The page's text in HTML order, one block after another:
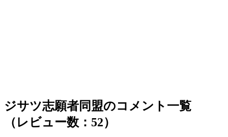
ジサツ志願者同盟のコメント一覧
（レビュー数：52）